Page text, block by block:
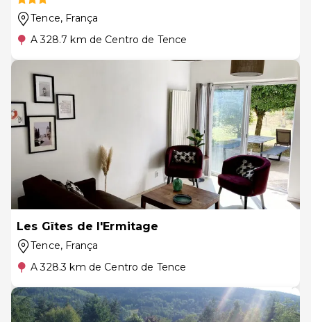
Tence, França
A 328.7 km de Centro de Tence
Les Gîtes de l'Ermitage
Tence, França
A 328.3 km de Centro de Tence